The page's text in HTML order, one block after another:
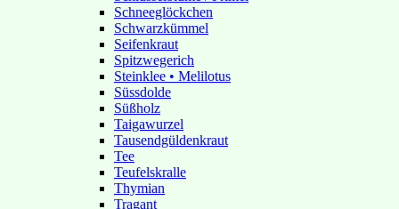
Schneeglöckchen
Schwarzkümmel
Seifenkraut
Spitzwegerich
Steinklee • Melilotus
Süssdolde
Süßholz
Taigawurzel
Tausendgüldenkraut
Tee
Teufelskralle
Thymian
Tragant